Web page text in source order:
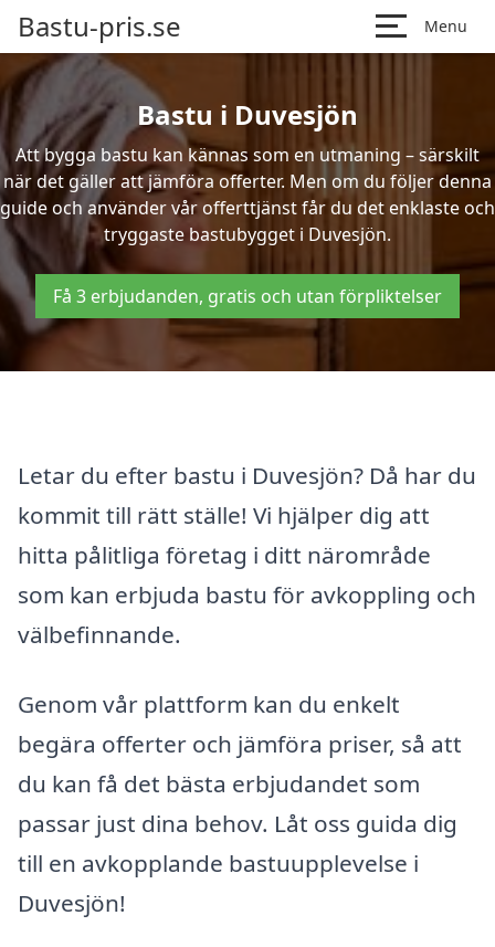
Bastu-pris.se Menu
Bastu i Duvesjön
Att bygga bastu kan kännas som en utmaning – särskilt
när det gäller att jämföra offerter. Men om du följer denna
guide och använder vår offerttjänst får du det enklaste och
tryggaste bastubygget i Duvesjön.
Få 3 erbjudanden, gratis och utan förpliktelser
Letar du efter bastu i Duvesjön? Då har du
kommit till rätt ställe! Vi hjälper dig att
hitta pålitliga företag i ditt närområde
som kan erbjuda bastu för avkoppling och
välbefinnande.
Genom vår plattform kan du enkelt
begära offerter och jämföra priser, så att
du kan få det bästa erbjudandet som
passar just dina behov. Låt oss guida dig
till en avkopplande bastuupplevelse i
Duvesjön!